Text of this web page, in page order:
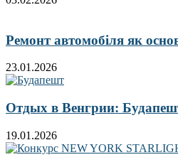
Ремонт автомобіля як
23.01.2026
Отдых в Венгрии:
19.01.2026